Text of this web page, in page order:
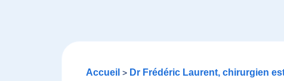
Accueil > Dr Frédéric Laurent, chirurgien